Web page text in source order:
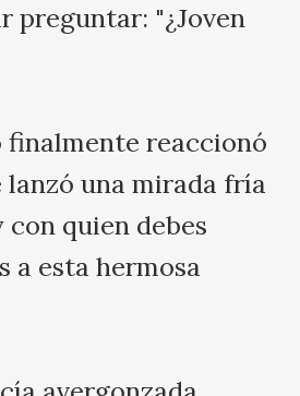
preguntar: "¿Joven
reaccionó
lanzó una mirada fría
quien debes
a esta hermosa